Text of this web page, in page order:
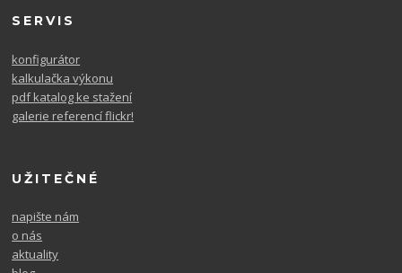
SERVIS
konfigurátor
kalkulačka výkonu
pdf katalog ke stažení
galerie referencí flickr!
UŽITEČNÉ
napište nám
o nás
aktuality